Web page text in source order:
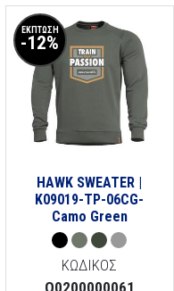
ΕΚΠΤΩΣΗ
-12%
HAWK SWEATER |
K09019-TP-06CG-
Camo Green
ΚΩΔΙΚΟΣ
Q0200000061